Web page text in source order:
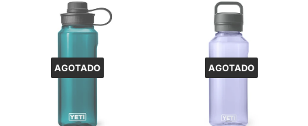
AGOTADO AGOTADO